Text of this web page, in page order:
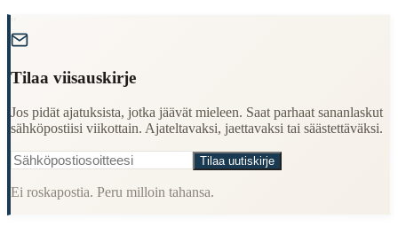
Tilaa viisauskirje
Jos pidät ajatuksista, jotka jäävät mieleen. Saat parhaat sananlaskut
sähköpostiisi viikottain. Ajateltavaksi, jaettavaksi tai säästettäväksi.
Tilaa uutiskirje
Ei roskapostia. Peru milloin tahansa.